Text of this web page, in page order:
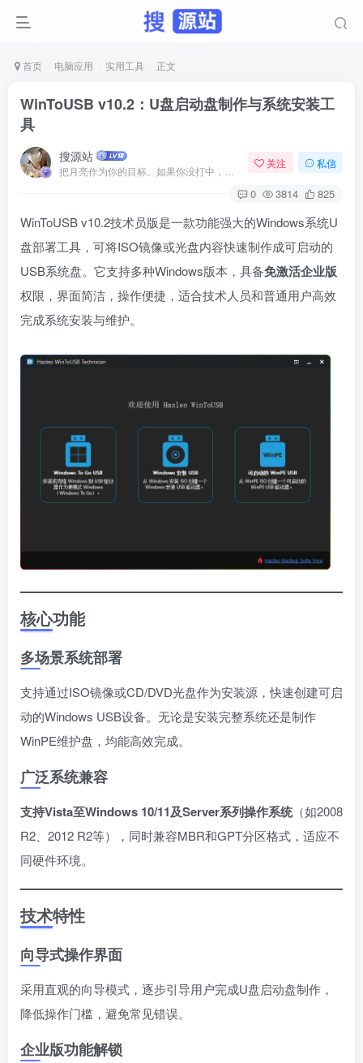
首页 电脑应用 实用工具 正文
WinToUSB v10.2：U盘启动盘制作与系统安装工
具
搜源站 关注 私信
0 3814 825
WinToUSB v10.2技术员版是一款功能强大的Windows系统U
盘部署工具，可将ISO镜像或光盘内容快速制作成可启动的
USB系统盘。它支持多种Windows版本，具备免激活企业版
权限，界面简洁，操作便捷，适合技术人员和普通用户高效
完成系统安装与维护。
核心功能
多场景系统部署
支持通过ISO镜像或CD/DVD光盘作为安装源，快速创建可启
动的Windows USB设备。无论是安装完整系统还是制作
WinPE维护盘，均能高效完成。
广泛系统兼容
支持Vista至Windows 10/11及Server系列操作系统（如2008
R2、2012 R2等），同时兼容MBR和GPT分区格式，适应不
同硬件环境。
技术特性
向导式操作界面
采用直观的向导模式，逐步引导用户完成U盘启动盘制作，
降低操作门槛，避免常见错误。
企业版功能解锁